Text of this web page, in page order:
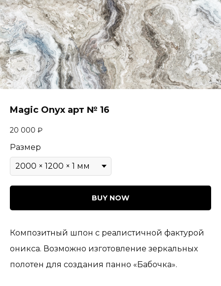
Magic Onyx арт № 16
20 000 ₽
Размер
BUY NOW
Композитный шпон с реалистичной фактурой
оникса. Возможно изготовление зеркальных
полотен для создания панно «Бабочка».